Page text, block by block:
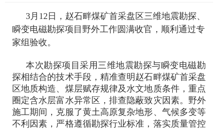
3月12日，赵石畔煤矿首采盘区三维地震勘探、
瞬变电磁勘探项目野外工作圆满收官，顺利通过专
家组验收。
本次勘探项目采用三维地震勘探与瞬变电磁勘
探相结合的技术手段，精准查明赵石畔煤矿首采盘
区地质构造、煤层赋存规律及水文地质条件，重点
圈定含水层富水异常区，排查隐蔽致灾因素。野外
施工期间，克服了黄土高原复杂地形、气候多变等
不利因素，严格遵循勘探行业标准，落实质量管控